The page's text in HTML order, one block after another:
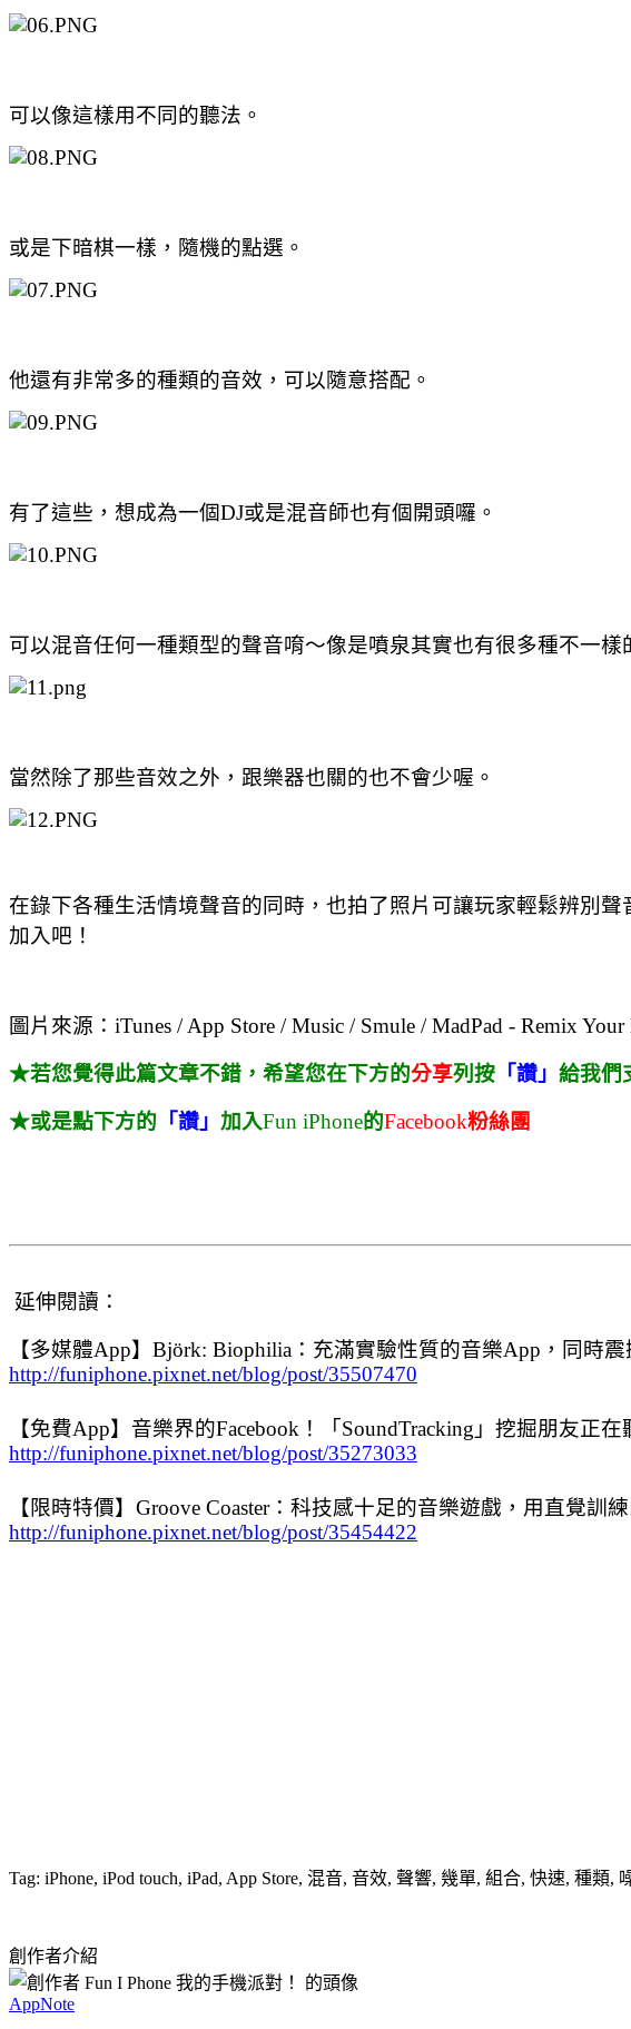
可以像這樣用不同的聽法。
或是下暗棋一樣，隨機的點選。
他還有非常多的種類的音效，可以隨意搭配。
有了這些，想成為一個DJ或是混音師也有個開頭囉。
可以混音任何一種類型的聲音唷～像是噴泉其實也有很多種不一樣
當然除了那些音效之外，跟樂器也關的也不會少喔。
在錄下各種生活情境聲音的同時，也拍了照片可讓玩家輕鬆辨別
加入吧！
圖片來源：iTunes / App Store / Music / Smule / MadPad - Remix
★若您覺得此篇文章不錯，希望您在下方的分享列按 「讚」 給我們
★或是點下方的 「讚」 加入Fun iPhone的Facebook粉絲團
延伸閱讀：
【多媒體App】Björk: Biophilia：充滿實驗性質的音樂App，同時震
http://funiphone.pixnet.net/blog/post/35507470
【免費App】音樂界的Facebook！「SoundTracking」挖掘朋友正
http://funiphone.pixnet.net/blog/post/35273033
【限時特價】Groove Coaster：科技感十足的音樂遊戲，用直覺訓
http://funiphone.pixnet.net/blog/post/35454422
Tag: iPhone, iPod touch, iPad, App Store, 混音, 音效, 聲響, 幾單, 組合, 快速, 種類,
創作者介紹
AppNote